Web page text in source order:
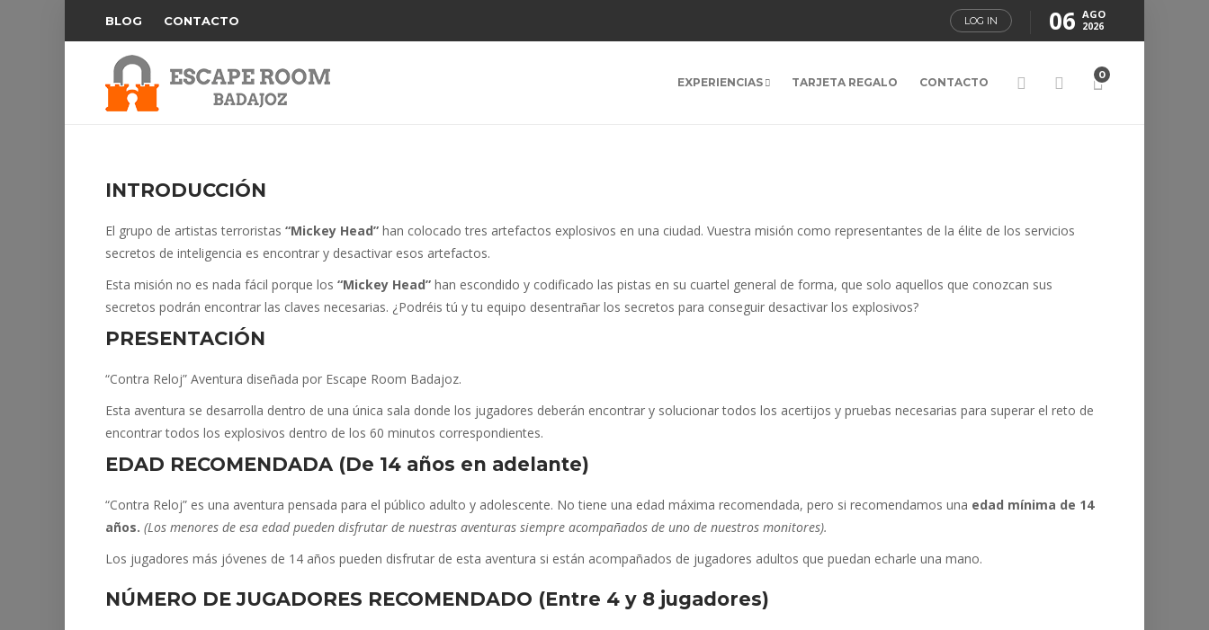
BLOG CONTACTO LOG IN 06 AGO
2026
EXPERIENCIAS TARJETA REGALO CONTACTO
0
INTRODUCCIÓN
El grupo de artistas terroristas “Mickey Head” han colocado tres artefactos explosivos en una ciudad. Vuestra misión como representantes de la élite de los servicios
secretos de inteligencia es encontrar y desactivar esos artefactos.
Esta misión no es nada fácil porque los “Mickey Head” han escondido y codificado las pistas en su cuartel general de forma, que solo aquellos que conozcan sus
secretos podrán encontrar las claves necesarias. ¿Podréis tú y tu equipo desentrañar los secretos para conseguir desactivar los explosivos?
PRESENTACIÓN
“Contra Reloj” Aventura diseñada por Escape Room Badajoz.
Esta aventura se desarrolla dentro de una única sala donde los jugadores deberán encontrar y solucionar todos los acertijos y pruebas necesarias para superar el reto de
encontrar todos los explosivos dentro de los 60 minutos correspondientes.
EDAD RECOMENDADA (De 14 años en adelante)
“Contra Reloj” es una aventura pensada para el público adulto y adolescente. No tiene una edad máxima recomendada, pero si recomendamos una edad mínima de 14
años. (Los menores de esa edad pueden disfrutar de nuestras aventuras siempre acompañados de uno de nuestros monitores).
Los jugadores más jóvenes de 14 años pueden disfrutar de esta aventura si están acompañados de jugadores adultos que puedan echarle una mano.
NÚMERO DE JUGADORES RECOMENDADO (Entre 4 y 8 jugadores)